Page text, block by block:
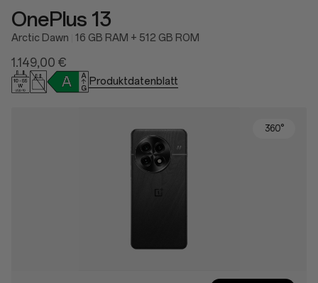
OnePlus 13
Arctic Dawn 16 GB RAM + 512 GB ROM
1.149,00 €
Produktdatenblatt
360°